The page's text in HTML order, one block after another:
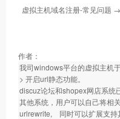
虚拟主机域名注册-常见问题
作者：
我司windows平台的虚拟主机
> 开启url静态功能。
discuz论坛和shopex网店系统
其他系统，用户可以自己将相
urlrewrite, 同时可以扩展支持